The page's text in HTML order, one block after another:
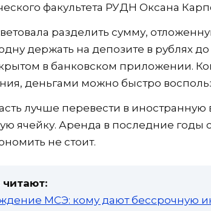
факультета РУДН Оксана
разделить сумму,
держать на депозите в рублях
в банковском приложении.
деньгами можно быстро
лучше перевести в иностранную
ячейку. Аренда в последние годы
не стоит.
читают:
МСЭ: кому дают бессрочную